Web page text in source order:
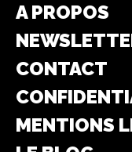
A PROPOS
CONTACT
MENTIONS